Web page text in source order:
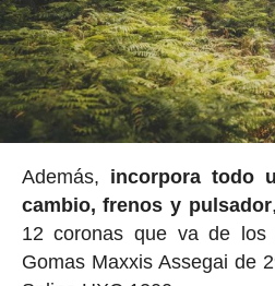
Además, incorpora todo
cambio, frenos y pulsador
12 coronas que va de
Gomas Maxxis Assegai de